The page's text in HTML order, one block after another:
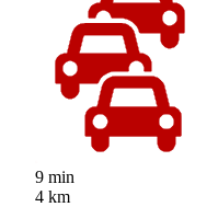
9 min
4 km